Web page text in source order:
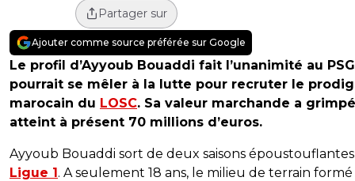
Partager sur
Ajouter comme source préférée sur Google
Le profil d’Ayyoub Bouaddi fait l’unanimité au
pourrait se mêler à la lutte pour recruter le
marocain du LOSC. Sa valeur marchande a
atteint à présent 70 millions d’euros.
Ayyoub Bouaddi sort de deux saisons
Ligue 1. A seulement 18 ans, le milieu de terrain formé